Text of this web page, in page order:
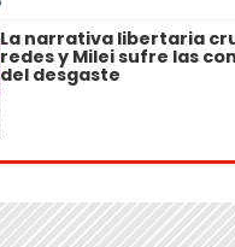
La narrativa libertaria
redes y Milei sufre las
del desgaste